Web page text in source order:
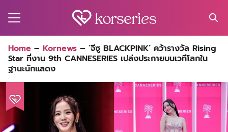
for:
Home – Kornews – ‘จีซู BLACKPINK’ คว้ารางวัล Rising
Star ที่งาน 9th CANNESERIES เปล่งประกายบนเวทีโลกใน
ฐานะนักแสดง